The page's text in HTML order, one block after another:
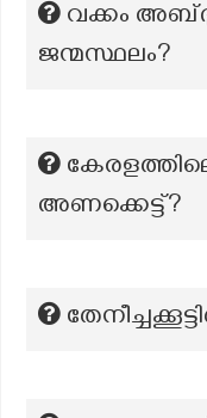
വക്കം
ജന്മസ്ഥലം?
അണക്കെട്ട്?